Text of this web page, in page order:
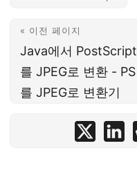
« 이전 페이지
Java에서 PostScript
를 JPEG로 변환 - PS
를 JPEG로 변환기